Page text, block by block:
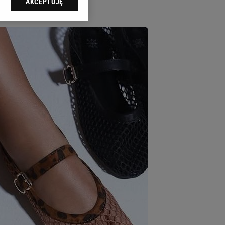
sp. z o.o., jej
danych poprzez
Zmiana ustawień
celów identyfikacji.
reklam i treści,